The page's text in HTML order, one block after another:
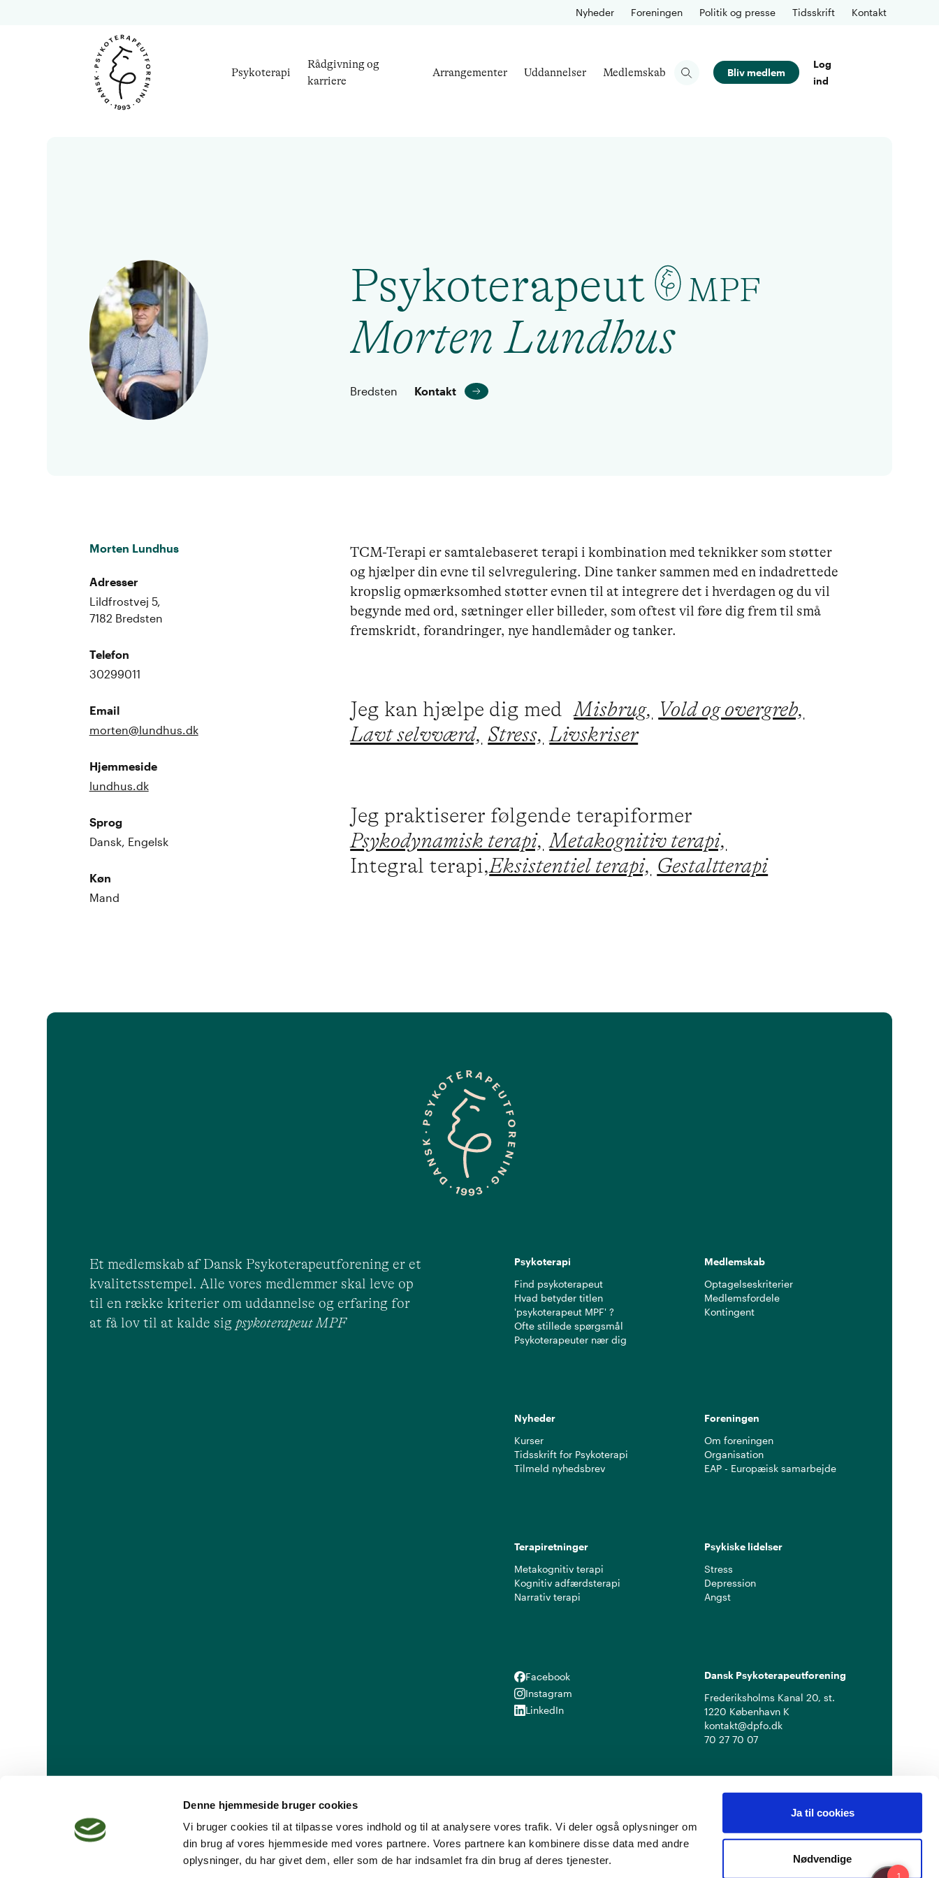
Denne hjemmeside bruger cookies
Vi bruger cookies til at tilpasse vores indhold og til at analysere vores trafik. Vi deler også oplysninger om
din brug af vores hjemmeside med vores partnere. Vores partnere kan kombinere disse data med andre
oplysninger, du har givet dem, eller som de har indsamlet fra din brug af deres tjenester.
Ja til cookies
Nødvendige
Nyheder Foreningen Politik og presse Tidsskrift Kontakt
Psykoterapi
Rådgivning og
karriere
Arrangementer Uddannelser Medlemskab Bliv medlem
Log
ind
Psykoterapeut MPF
Morten Lundhus
Bredsten Kontakt
Morten Lundhus
Adresser
Lildfrostvej 5,
7182 Bredsten
Telefon
30299011
Email
morten@lundhus.dk
Hjemmeside
lundhus.dk
Sprog
Dansk, Engelsk
Køn
Mand
TCM-Terapi er samtalebaseret terapi i kombination med teknikker som støtter
og hjælper din evne til selvregulering. Dine tanker sammen med en indadrettede
kropslig opmærksomhed støtter evnen til at integrere det i hverdagen og du vil
begynde med ord, sætninger eller billeder, som oftest vil føre dig frem til små
fremskridt, forandringer, nye handlemåder og tanker.
Jeg kan hjælpe dig med Misbrug, Vold og overgreb,
Lavt selvværd, Stress, Livskriser
Jeg praktiserer følgende terapiformer
Psykodynamisk terapi, Metakognitiv terapi,
Integral terapi,Eksistentiel terapi, Gestaltterapi
Et medlemskab af Dansk Psykoterapeutforening er et
kvalitetsstempel. Alle vores medlemmer skal leve op
til en række kriterier om uddannelse og erfaring for
at få lov til at kalde sig psykoterapeut MPF
Psykoterapi
Find psykoterapeut
Hvad betyder titlen
'psykoterapeut MPF' ?
Ofte stillede spørgsmål
Psykoterapeuter nær dig
Medlemskab
Optagelseskriterier
Medlemsfordele
Kontingent
Nyheder
Kurser
Tidsskrift for Psykoterapi
Tilmeld nyhedsbrev
Foreningen
Om foreningen
Organisation
EAP - Europæisk samarbejde
Terapiretninger
Metakognitiv terapi
Kognitiv adfærdsterapi
Narrativ terapi
Psykiske lidelser
Stress
Depression
Angst
Facebook
Facebook
Instagram
Instagram
LinkedIn
LinkedIn
Dansk Psykoterapeutforening
Frederiksholms Kanal 20, st.
1220 København K
kontakt@dpfo.dk
70 27 70 07
Dansk Psykoterapeutforening Cookiepolitik